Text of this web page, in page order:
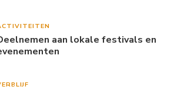
aan lokale festivals en